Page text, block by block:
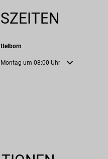
Schließzeiten auszublenden
um 08:00 Uhr